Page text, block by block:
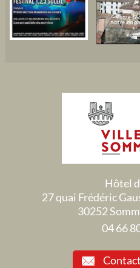
Hôtel
27 quai Frédéric
30252
04 66